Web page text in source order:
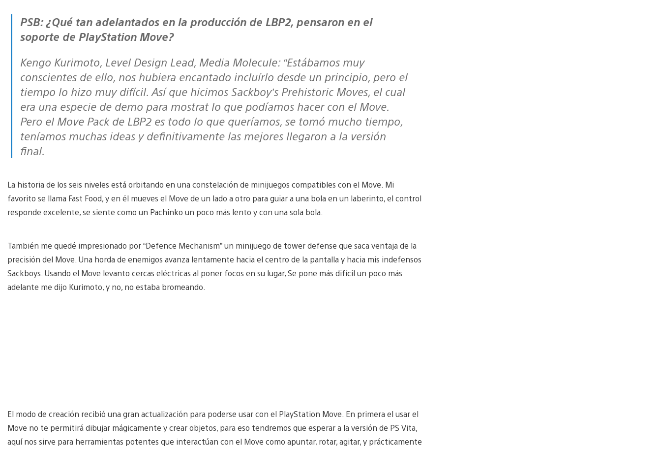
PSB: ¿Qué tan adelantados en la producción de LBP2, pensaron en el
soporte de PlayStation Move?
Kengo Kurimoto, Level Design Lead, Media Molecule: “Estábamos muy
conscientes de ello, nos hubiera encantado incluírlo desde un principio, pero el
tiempo lo hizo muy difícil. Así que hicimos Sackboy’s Prehistoric Moves, el cual
era una especie de demo para mostrat lo que podíamos hacer con el Move.
Pero el Move Pack de LBP2 es todo lo que queríamos, se tomó mucho tiempo,
teníamos muchas ideas y definitivamente las mejores llegaron a la versión
final.
La historia de los seis niveles está orbitando en una constelación de minijuegos compatibles con el Move. Mi
favorito se llama Fast Food, y en él mueves el Move de un lado a otro para guiar a una bola en un laberinto, el control
responde excelente, se siente como un Pachinko un poco más lento y con una sola bola.
También me quedé impresionado por “Defence Mechanism” un minijuego de tower defense que saca ventaja de la
precisión del Move. Una horda de enemigos avanza lentamente hacia el centro de la pantalla y hacia mis indefensos
Sackboys. Usando el Move levanto cercas eléctricas al poner focos en su lugar, Se pone más difícil un poco más
adelante me dijo Kurimoto, y no, no estaba bromeando.
El modo de creación recibió una gran actualización para poderse usar con el PlayStation Move. En primera el usar el
Move no te permitirá dibujar mágicamente y crear objetos, para eso tendremos que esperar a la versión de PS Vita,
aquí nos sirve para herramientas potentes que interactúan con el Move como apuntar, rotar, agitar, y prácticamente